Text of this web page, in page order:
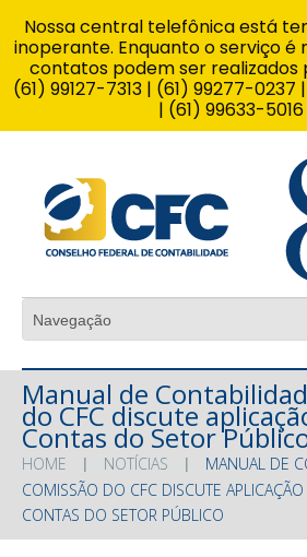
Manual de
do CFC discute
Contas do Setor
HOME NOTÍCIAS
MANUAL DE
COMISSÃO DO CFC DISCUTE
CONTAS DO SETOR PÚBLICO
Nossa central telefônica está
inoperante. Enquanto o serviço é
contatos podem ser realizados
(61) 99127-7313 | (61) 99277-
| (61) 99633-5016